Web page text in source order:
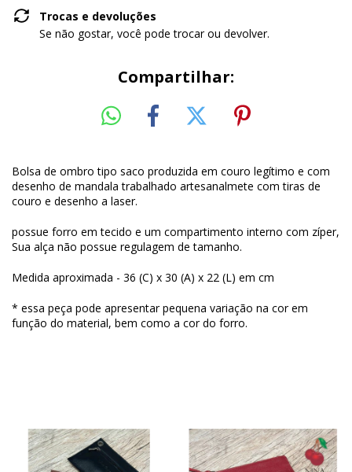
Trocas e devoluções
Se não gostar, você pode trocar ou devolver.
Compartilhar:
Bolsa de ombro tipo saco produzida em couro legítimo e com
desenho de mandala trabalhado artesanalmete com tiras de
couro e desenho a laser.
possue forro em tecido e um compartimento interno com zíper,
Sua alça não possue regulagem de tamanho.
Medida aproximada - 36 (C) x 30 (A) x 22 (L) em cm
* essa peça pode apresentar pequena variação na cor em
função do material, bem como a cor do forro.